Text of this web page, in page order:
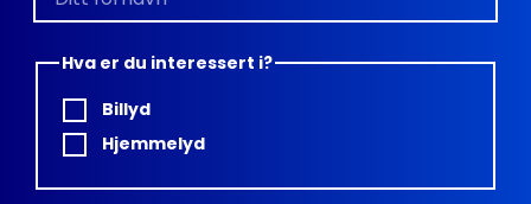
Hva er du interessert i?
Billyd
Hjemmelyd